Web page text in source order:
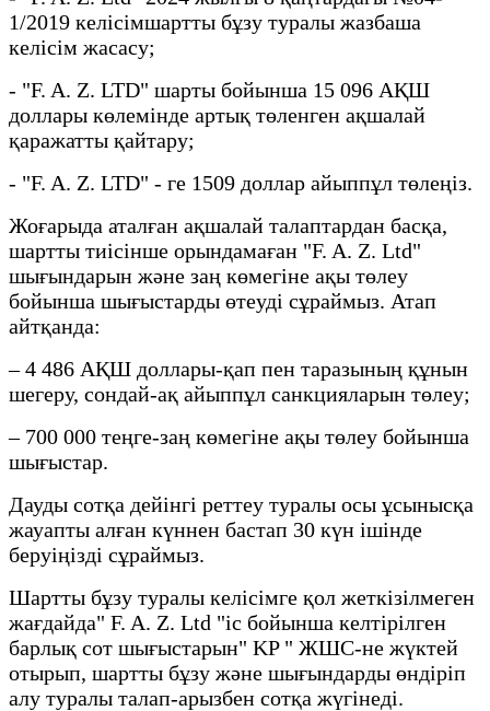
1/2019 келісімшартты бұзу туралы жазбаша
келісім жасасу;
- "F. A. Z. LTD" шарты бойынша 15 096 АҚШ
доллары көлемінде артық төленген ақшалай
қаражатты қайтару;
- "F. A. Z. LTD" - ге 1509 доллар айыппұл төлеңіз.
Жоғарыда аталған ақшалай талаптардан басқа,
шартты тиісінше орындамаған "F. A. Z. Ltd"
шығындарын және заң көмегіне ақы төлеу
бойынша шығыстарды өтеуді сұраймыз. Атап
айтқанда:
– 4 486 АҚШ доллары-қап пен таразының құнын
шегеру, сондай-ақ айыппұл санкцияларын төлеу;
– 700 000 теңге-заң көмегіне ақы төлеу бойынша
шығыстар.
Дауды сотқа дейінгі реттеу туралы осы ұсынысқа
жауапты алған күннен бастап 30 күн ішінде
беруіңізді сұраймыз.
Шартты бұзу туралы келісімге қол жеткізілмеген
жағдайда" F. A. Z. Ltd "іс бойынша келтірілген
барлық сот шығыстарын" KP " ЖШС-не жүктей
отырып, шартты бұзу және шығындарды өндіріп
алу туралы талап-арызбен сотқа жүгінеді.